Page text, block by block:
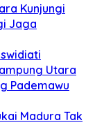
Kunjungi
Jaga
Utara
Pademawu
Madura Tak